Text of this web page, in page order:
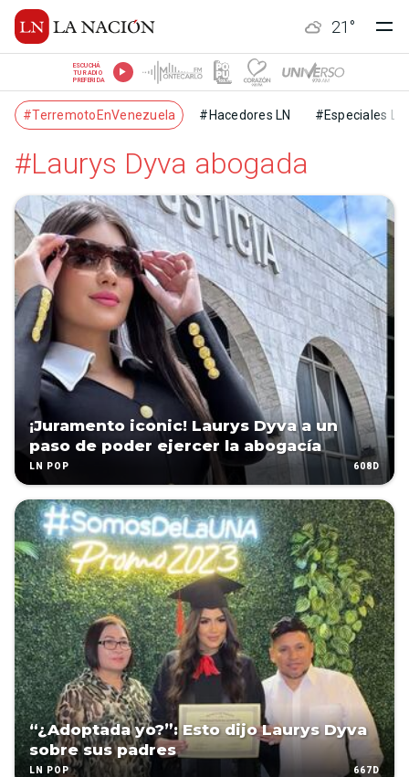
21 °
ESCUCHÁ
TU RADIO
PREFERIDA
#TerremotoEnVenezuela #Hacedores LN #Especiales LN
#Laurys Dyva abogada
¡Juramento iconic! Laurys Dyva a un
paso de poder ejercer la abogacía
LN POP 608D
“¿Adoptada yo?”: Esto dijo Laurys Dyva
sobre sus padres
LN POP 667D